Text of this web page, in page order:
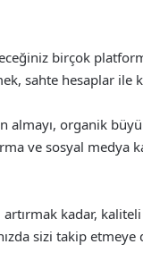
birçok
sahte hesaplar ile
almayı, organik
ve sosyal medya
kadar,
sizi takip